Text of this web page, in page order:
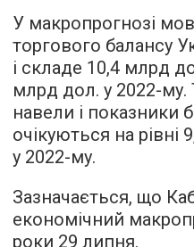
У макропрогнозі
торгового балансу
і складе 10,4 млрд
млрд дол. у 2022-му.
навели і показники
очікуються на рівні
у 2022-му.
Зазначається, що
економічний
роки 29 липня.